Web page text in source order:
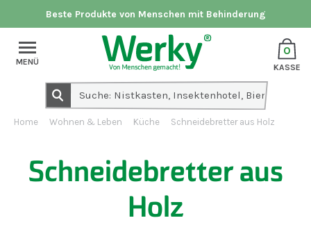
Beste Produkte von Menschen mit Behinderung
0
KASSE
MENÜ
Home Wohnen & Leben Küche Schneidebretter aus Holz
Schneidebretter aus
Holz